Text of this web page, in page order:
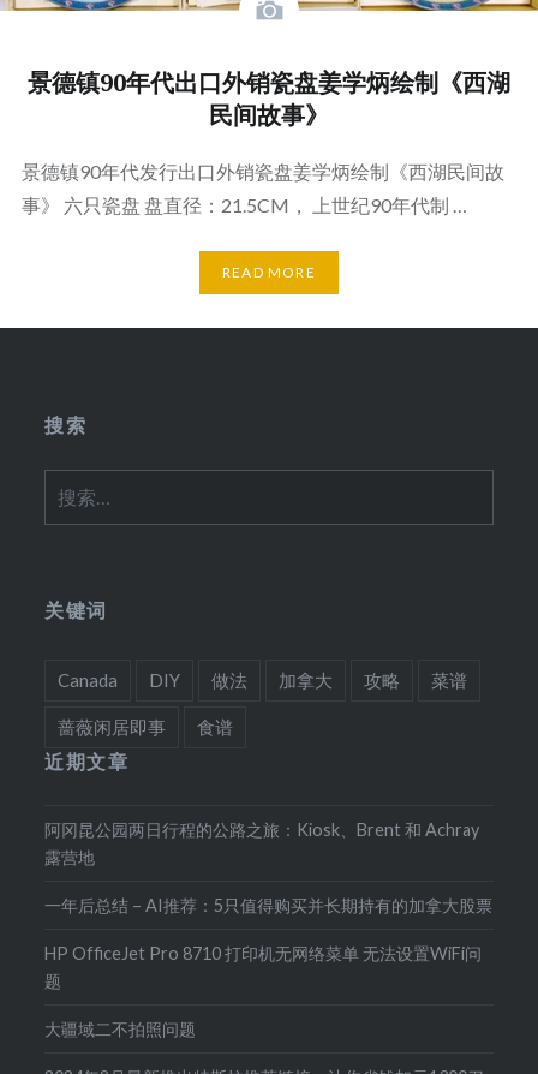
景德镇90年代出口外销瓷盘姜学炳绘制《西湖
民间故事》
景德镇90年代发行出口外销瓷盘姜学炳绘制《西湖民间故
事》 六只瓷盘 盘直径：21.5CM， 上世纪90年代制 …
READ MORE
搜索
索：
关键词
Canada DIY 做法 加拿大 攻略 菜谱
蔷薇闲居即事 食谱
近期文章
阿冈昆公园两日行程的公路之旅：Kiosk、Brent 和 Achray
露营地
一年后总结 – AI推荐：5只值得购买并长期持有的加拿大股票
HP OfficeJet Pro 8710 打印机无网络菜单 无法设置WiFi问
题
大疆域二不拍照问题